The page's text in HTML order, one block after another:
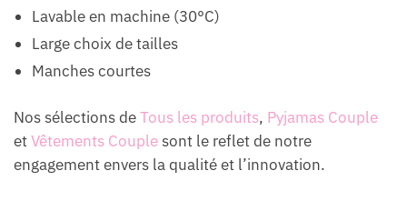
Lavable en machine (30°C)
Large choix de tailles
Manches courtes
Nos sélections deTous les produits, Pyjamas Couple
etVêtements Couplesont le reflet de notre
engagement envers la qualité et l’innovation.